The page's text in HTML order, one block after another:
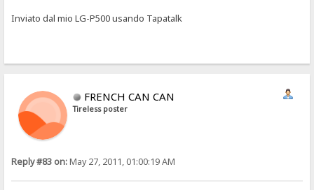
Inviato dal mio LG-P500 usando Tapatalk
FRENCH CAN CAN
Tireless poster
Reply #83 on:May 27, 2011, 01:00:19 AM